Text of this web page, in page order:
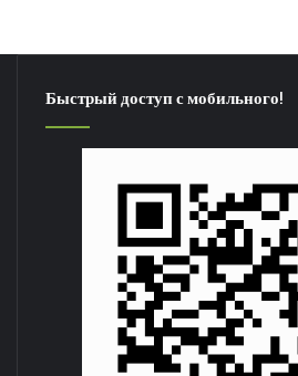
Быстрый доступ с мобильного!